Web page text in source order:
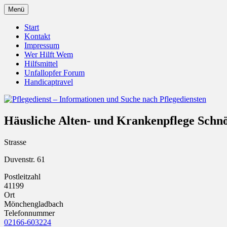
Zum
Inhalt
springen
Pflegedienst – Informationen
Menü
Start
Kontakt
Impressum
Wer Hilft Wem
Hilfsmittel
Unfallopfer Forum
Handicaptravel
Häusliche Alten- und Krankenpflege
Strasse
Duvenstr. 61
Postleitzahl
41199
Ort
Mönchengladbach
Telefonnummer
02166-603224